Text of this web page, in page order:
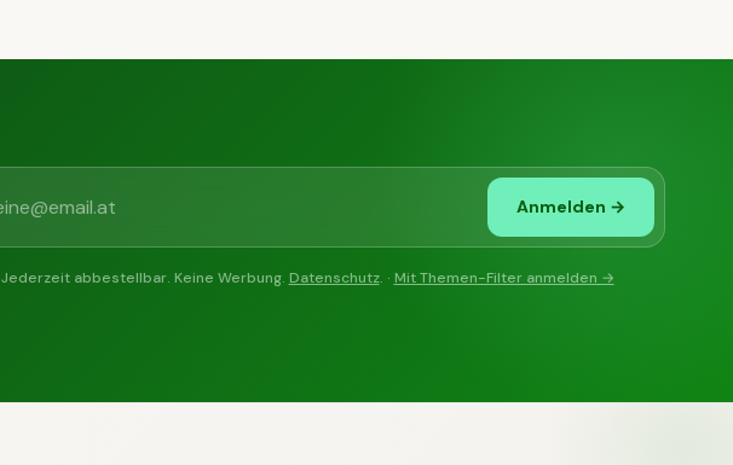
Anmelden →
Jederzeit abbestellbar. Keine Werbung. Datenschutz. · Mit Themen-Filter anmelden →